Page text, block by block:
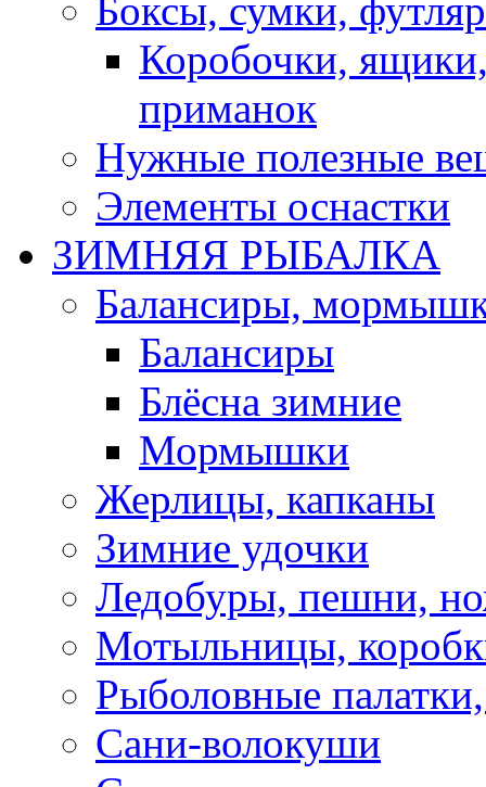
Боксы, сумки,
Коробочки,
приманок
Нужные полезные
Элементы оснастки
ЗИМНЯЯ РЫБАЛКА
Балансиры,
Балансиры
Блёсна зимние
Мормышки
Жерлицы, капканы
Зимние удочки
Ледобуры, пешни,
Мотыльницы,
Рыболовные
Сани-волокуши